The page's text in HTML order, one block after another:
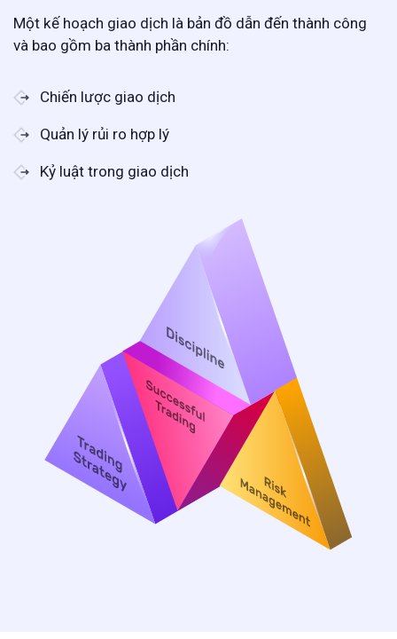
Một kế hoạch giao dịch là bản đồ dẫn đến thành công
và bao gồm ba thành phần chính:
Chiến lược giao dịch
Quản lý rủi ro hợp lý
Kỷ luật trong giao dịch